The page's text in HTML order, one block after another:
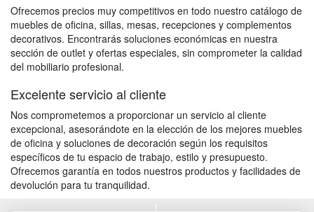
Ofrecemos precios muy competitivos en todo nuestro catálogo de
muebles de oficina, sillas, mesas, recepciones y complementos
decorativos. Encontrarás soluciones económicas en nuestra
sección de outlet y ofertas especiales, sin comprometer la calidad
del mobiliario profesional.
Excelente servicio al cliente
Nos comprometemos a proporcionar un servicio al cliente
excepcional, asesorándote en la elección de los mejores muebles
de oficina y soluciones de decoración según los requisitos
específicos de tu espacio de trabajo, estilo y presupuesto.
Ofrecemos garantía en todos nuestros productos y facilidades de
devolución para tu tranquilidad.